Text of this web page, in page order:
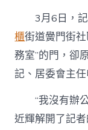
3月6日，
櫃街道黌門街
務室”的門，卻
記、居委會主
“我沒有辦
近輝解開了記